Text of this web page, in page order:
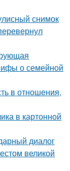
снимок
о семейной
в отношения,
в картонной
диалог
великой